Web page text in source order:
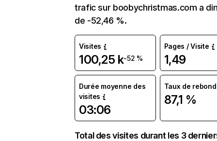
trafic sur boobychristmas.com a
de -52,46 %.
Visites
100,25 k-52 %
Pages / Visite
1,49
Durée moyenne des
visites
03:06
Taux de rebond
87,1 %
Total des visites durant les 3